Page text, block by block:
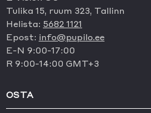
Tulika 15, ruum 323, Tallinn
Helista: 5682 1121
Epost: info@pupilo.ee
E-N 9:00-17:00
R 9:00-14:00 GMT+3
OSTA